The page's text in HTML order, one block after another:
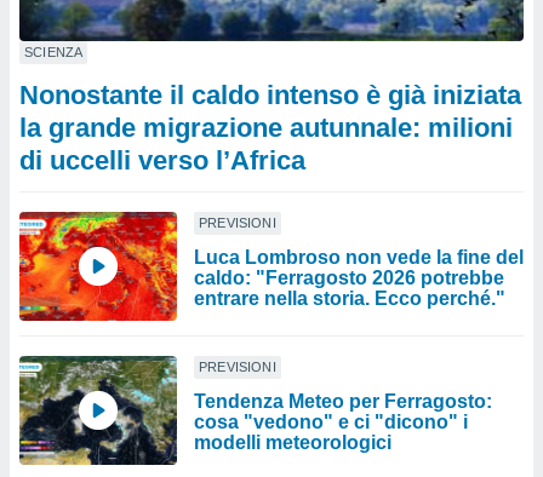
SCIENZA
Nonostante il caldo intenso è già iniziata
la grande migrazione autunnale: milioni
di uccelli verso l’Africa
PREVISIONI
Luca Lombroso non vede la fine del
caldo: "Ferragosto 2026 potrebbe
entrare nella storia. Ecco perché."
PREVISIONI
Tendenza Meteo per Ferragosto:
cosa "vedono" e ci "dicono" i
modelli meteorologici